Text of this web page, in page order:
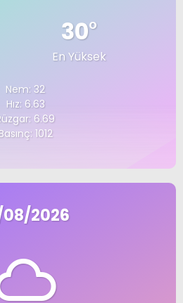
30°
En Yüksek
Nem: 32
Hız: 6.63
6.69
Basınç: 1012
08/2026